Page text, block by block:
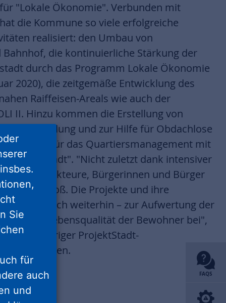
FAQS
"Lokale Ökonomie". Verbunden mit
die Kommune so viele erfolgreiche
realisiert: den Umbau von
die kontinuierliche Stärkung der
durch das Programm Lokale Ökonomie
2020), die zeitgemäße Entwicklung des
Raiffeisen-Areals wie auch der
II. Hinzu kommen die Erstellung von
und zur Hilfe für Obdachlose
Büros für das Quartiersmanagement mit
Stadt". "Nicht zuletzt dank intensiver
aller Akteure, Bürgerinnen und Bürger
groß. Die Projekte und ihre
tragen auch weiterhin – zur Aufwertung der
Lebensqualität der Bewohner bei",
langjähriger ProjektStadt-
zusammen.
Sie
für
auch
und